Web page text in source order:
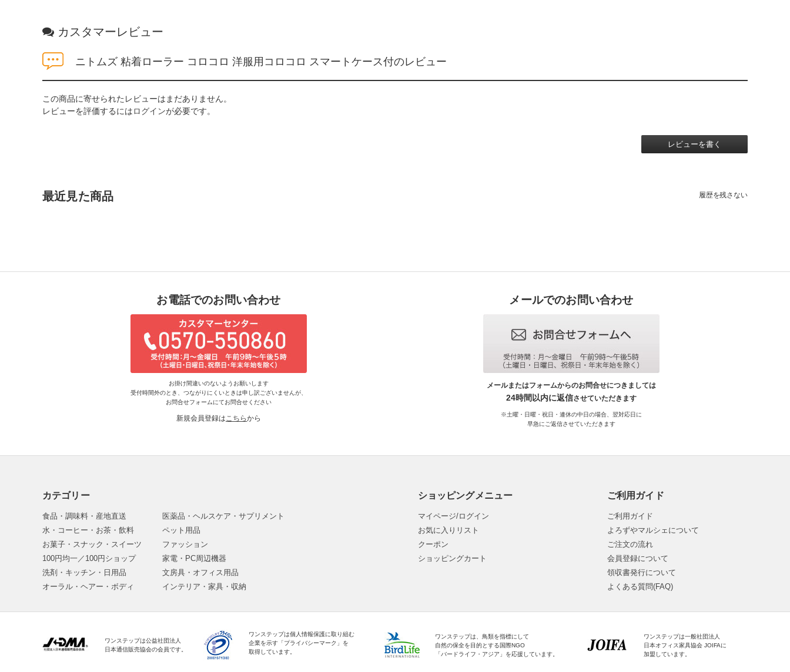
カスタマーレビュー
ニトムズ 粘着ローラー コロコロ 洋服用コロコロ スマートケース付のレビュー
この商品に寄せられたレビューはまだありません。
レビューを評価するにはログインが必要です。
レビューを書く
最近見た商品 履歴を残さない
お電話でのお問い合わせ
お掛け間違いのないようお願いします
受付時間外のとき、つながりにくいときは申し訳ございませんが、
お問合せフォームにてお問合せください
新規会員登録はこちらから
メールでのお問い合わせ
メールまたはフォームからのお問合せにつきましては
24時間以内に返信させていただきます
※土曜・日曜・祝日・連休の中日の場合、翌対応日に
早急にご返信させていただきます
カテゴリー
食品・調味料・産地直送
水・コーヒー・お茶・飲料
お菓子・スナック・スイーツ
100円均一／100円ショップ
洗剤・キッチン・日用品
オーラル・ヘアー・ボディ
医薬品・ヘルスケア・サプリメント
ペット用品
ファッション
家電・PC周辺機器
文房具・オフィス用品
インテリア・家具・収納
ショッピングメニュー
マイページ/ログイン
お気に入りリスト
クーポン
ショッピングカート
ご利用ガイド
ご利用ガイド
よろずやマルシェについて
ご注文の流れ
会員登録について
領収書発行について
よくある質問(FAQ)
ワンステップは公益社団法人
日本通信販売協会の会員です。
ワンステップは個人情報保護に取り組む
企業を示す「プライバシーマーク」を
取得しています。
ワンステップは、鳥類を指標にして
自然の保全を目的とする国際NGO
「バードライフ・アジア」を応援しています。
ワンステップは一般社団法人
日本オフィス家具協会 JOIFAに
加盟しています。